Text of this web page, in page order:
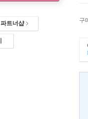
파트너샵 구